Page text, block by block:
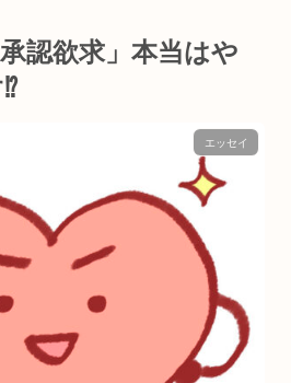
認欲求」本当はや
エッセイ